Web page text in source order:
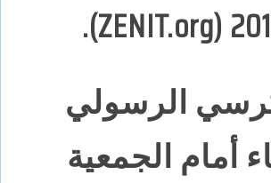
الرسولي
أمام الجمعية